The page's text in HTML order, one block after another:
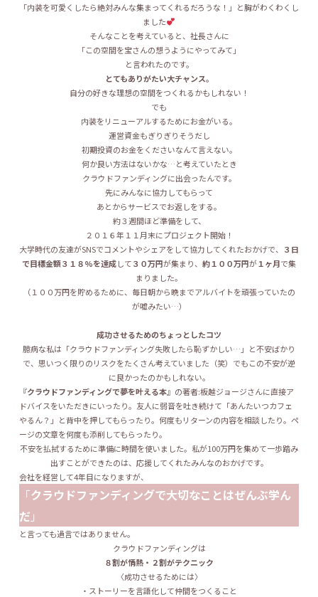
「内装を可愛くしたら絶対みんな集まってくれるだろうな！」と胸がわくわくし
ました
そんなことを考えていると、社長さんに
「この空間を宝さんの想うようにやってみて」
と言われたのです。
とてもありがたい大チャンス。
自分の好きな理想の空間をつくれるかもしれない！
でも
内装をリニューアルするためにお金がいる。
運営資金もぎりぎりそうだし
初期投資のお金をくださいなんて言えない。
何か良い方法はないかな…と考えていたとき
クラウドファンディングに出会ったんです。
先にみんなに協力してもらって
あとからサービスでお返しをする。
約３週間ほど準備をして、
２０１６年１１月末にプロジェクト開始！
大学時代の友達がSNSでコメントやシェアをして協力してくれたおかげで、
３日
で目標金額３１８%を達成して３０万円が集まり、 約１００万円が１ヶ月で集
まりました。
（１００万円を貯めるために、毎日朝から晩までアルバイトを頑張っていたの
が嘘みたい…）
成功させるためのちょっとしたコツ
臆病な私は「クラウドファンディング失敗したら恥ずかしい…」と不安ばかり
で、思いつく限りのリスクをたくさん考えていました（笑）でもこの不安が逆
に良かったのかもしれない。
『クラウドファンディングで夢を叶える本』の著者:板越ジョージさんに直接ア
ドバイスをいただきにいったり。友人に弱音を吐き続けて「あんたいつカフェ
やるん？」と背中を押してもらったり。何度もリターンの内容を相談したり。ペ
ージの文章を何度も添削してもらったり。
不安を払拭するために準備に時間を使いました。私が100万円を集めて一歩踏み
出すことができたのは、応援してくれたみんなのおかげです。
会社を経営して4年目になりますが、
「クラウドファンディングで大切なことはぜんぶ学ん
だ 」
と言っても過言ではありません。
クラウドファンディングは
８割が情熱・２割がテクニック
〈成功させるためには〉
・ストーリーを言語化して仲間をつくること